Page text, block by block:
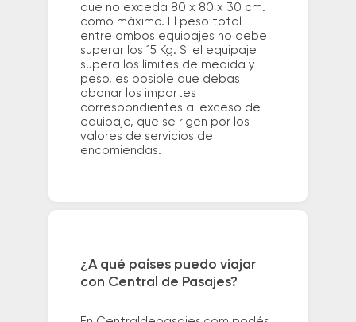
que no exceda 80 x 80 x 30 cm.
como máximo. El peso total
entre ambos equipajes no debe
superar los 15 Kg. Si el equipaje
supera los límites de medida y
peso, es posible que debas
abonar los importes
correspondientes al exceso de
equipaje, que se rigen por los
valores de servicios de
encomiendas.
¿A qué países puedo viajar
con Central de Pasajes?